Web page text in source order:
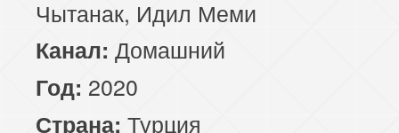
Чытанак, Идил Меми
Канал: Домашний
Год: 2020
Страна: Турция